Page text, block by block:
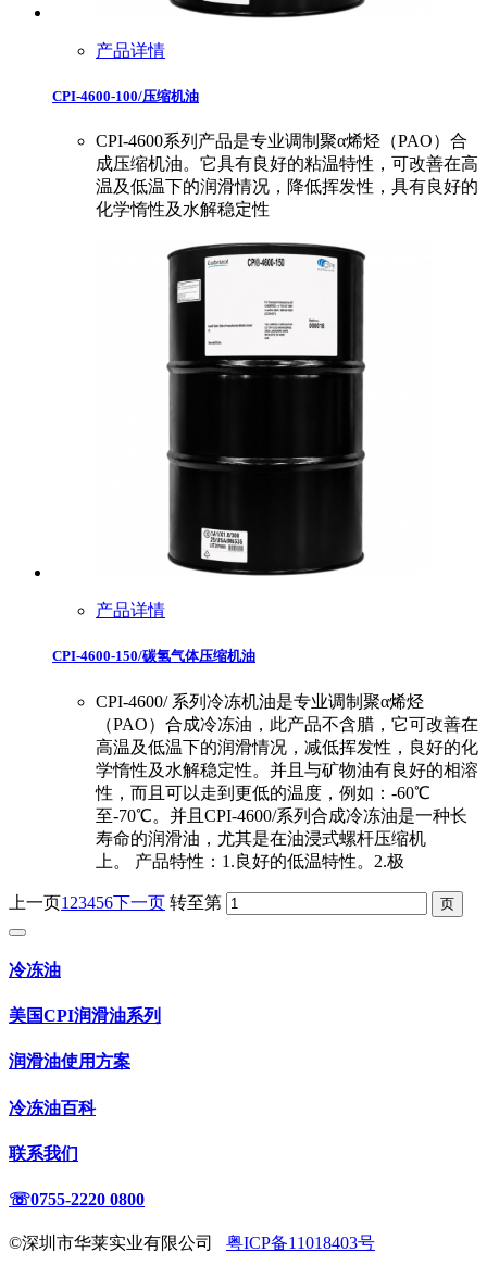
产品详情
CPI-4600-100/压缩机油
CPI-4600系列产品是专业调制聚α烯烃（PAO）合
成压缩机油。它具有良好的粘温特性，可改善在高
温及低温下的润滑情况，降低挥发性，具有良好的
化学惰性及水解稳定性
产品详情
CPI-4600-150/碳氢气体压缩机油
CPI-4600/ 系列冷冻机油是专业调制聚α烯烃
（PAO）合成冷冻油，此产品不含腊，它可改善在
高温及低温下的润滑情况，减低挥发性，良好的化
学惰性及水解稳定性。并且与矿物油有良好的相溶
性，而且可以走到更低的温度，例如：-60℃
至-70℃。并且CPI-4600/系列合成冷冻油是一种长
寿命的润滑油，尤其是在油浸式螺杆压缩机
上。 产品特性：1.良好的低温特性。2.极
上一页1 23456下一页 转至第
冷冻油
美国CPI润滑油系列
润滑油使用方案
冷冻油百科
联系我们
☏0755-2220 0800
©深圳市华莱实业有限公司 粤ICP备11018403号